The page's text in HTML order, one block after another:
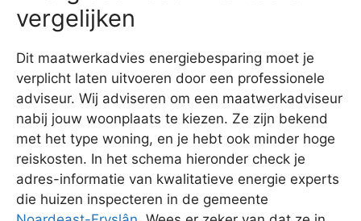
vergelijken
Dit maatwerkadvies energiebesparing moet je
verplicht laten uitvoeren door een professionele
adviseur. Wij adviseren om een maatwerkadviseur
nabij jouw woonplaats te kiezen. Ze zijn bekend
met het type woning, en je hebt ook minder hoge
reiskosten. In het schema hieronder check je
adres-informatie van kwalitatieve energie experts
die huizen inspecteren in de gemeente